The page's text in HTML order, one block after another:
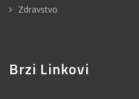
Zdravstvo
Brzi Linkovi